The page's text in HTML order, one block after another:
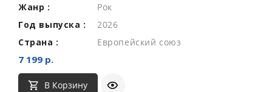
Жанр :
Рок
Год выпуска :
2026
Страна :
Европейский союз
7 199 р.
В Корзину